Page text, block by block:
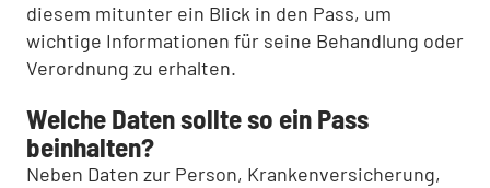
diesem mitunter ein Blick in den Pass, um
wichtige Informationen für seine Behandlung oder
Verordnung zu erhalten.
Welche Daten sollte so ein Pass
beinhalten?
Neben Daten zur Person, Krankenversicherung,